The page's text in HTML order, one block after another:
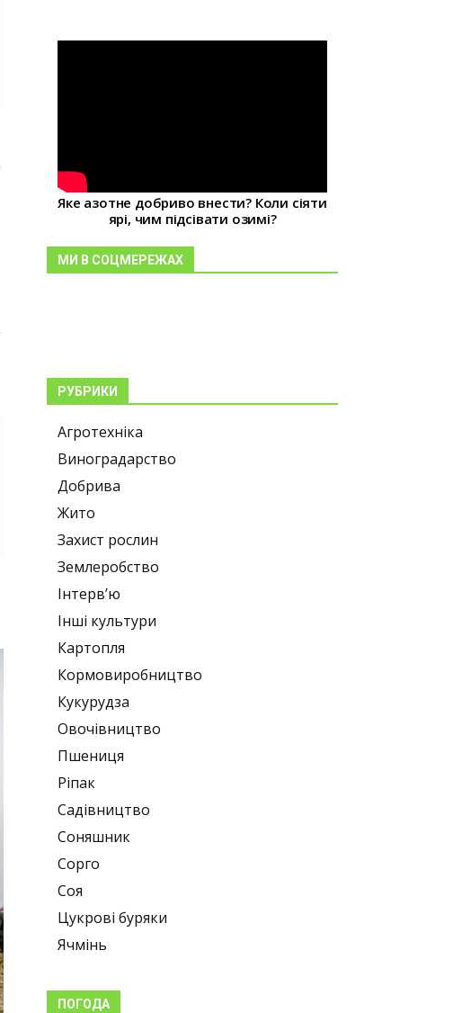
Яке азотне добриво внести? Коли сіяти
ярі, чим підсівати озимі?
МИ В СОЦМЕРЕЖАХ
РУБРИКИ
Агротехніка
Виноградарство
Добрива
Жито
Захист рослин
Землеробство
Інтерв’ю
Інші культури
Картопля
Кормовиробництво
Кукурудза
Овочівництво
Пшениця
Ріпак
Садівництво
Соняшник
Сорго
Соя
Цукрові буряки
Ячмінь
ПОГОДА